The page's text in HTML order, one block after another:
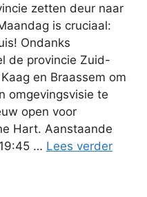
zetten deur naar
is cruciaal:
Ondanks
de provincie Zuid-
en Braassem om
omgevingsvisie te
open voor
Hart. Aanstaande
… Lees verder